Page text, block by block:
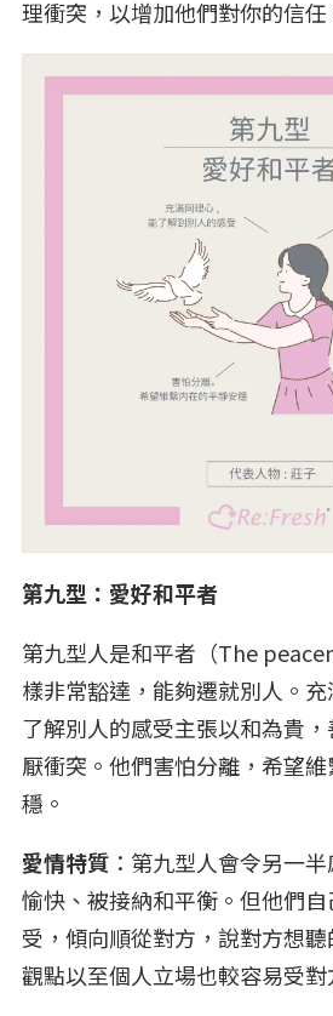
理衝突，以增加他們對你的信任
第九型：愛好和平者
第九型人是和平者（The
樣非常豁達，能夠遷就別人。
了解別人的感受主張以和為貴
厭衝突。他們害怕分離，希望
穩。
愛情特質 ：第九型人會令另一
愉快、被接納和平衡。但他們
受，傾向順從對方，說對方想聽
觀點以至個人立場也較容易受對